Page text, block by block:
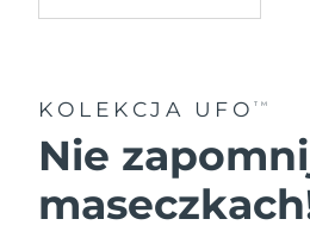
KOLEKCJA UFOTM
Nie